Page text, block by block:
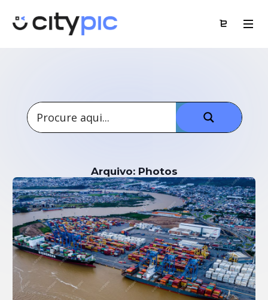
Arquivo: Photos